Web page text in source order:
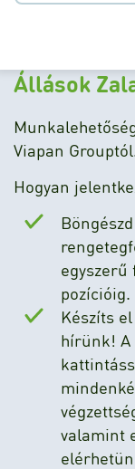
Állások
Viapan
Hogyan
egyszerű
pozícióig.
Készíts
hírünk! A
valamint